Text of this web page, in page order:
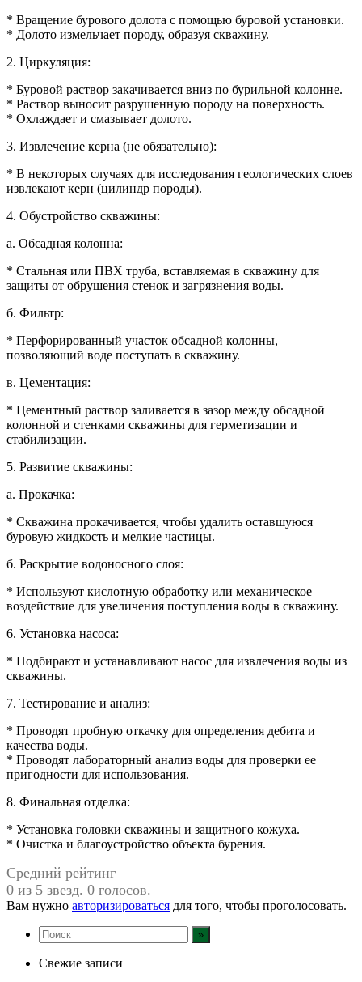
* Вращение бурового долота с помощью буровой установки.
* Долото измельчает породу, образуя скважину.
2. Циркуляция:
* Буровой раствор закачивается вниз по бурильной колонне.
* Раствор выносит разрушенную породу на поверхность.
* Охлаждает и смазывает долото.
3. Извлечение керна (не обязательно):
* В некоторых случаях для исследования геологических слоев
извлекают керн (цилиндр породы).
4. Обустройство скважины:
а. Обсадная колонна:
* Стальная или ПВХ труба, вставляемая в скважину для
защиты от обрушения стенок и загрязнения воды.
б. Фильтр:
* Перфорированный участок обсадной колонны,
позволяющий воде поступать в скважину.
в. Цементация:
* Цементный раствор заливается в зазор между обсадной
колонной и стенками скважины для герметизации и
стабилизации.
5. Развитие скважины:
а. Прокачка:
* Скважина прокачивается, чтобы удалить оставшуюся
буровую жидкость и мелкие частицы.
б. Раскрытие водоносного слоя:
* Используют кислотную обработку или механическое
воздействие для увеличения поступления воды в скважину.
6. Установка насоса:
* Подбирают и устанавливают насос для извлечения воды из
скважины.
7. Тестирование и анализ:
* Проводят пробную откачку для определения дебита и
качества воды.
* Проводят лабораторный анализ воды для проверки ее
пригодности для использования.
8. Финальная отделка:
* Установка головки скважины и защитного кожуха.
* Очистка и благоустройство объекта бурения.
Средний рейтинг
0 из 5 звезд. 0 голосов.
Вам нужно авторизироваться для того, чтобы проголосовать.
Свежие записи